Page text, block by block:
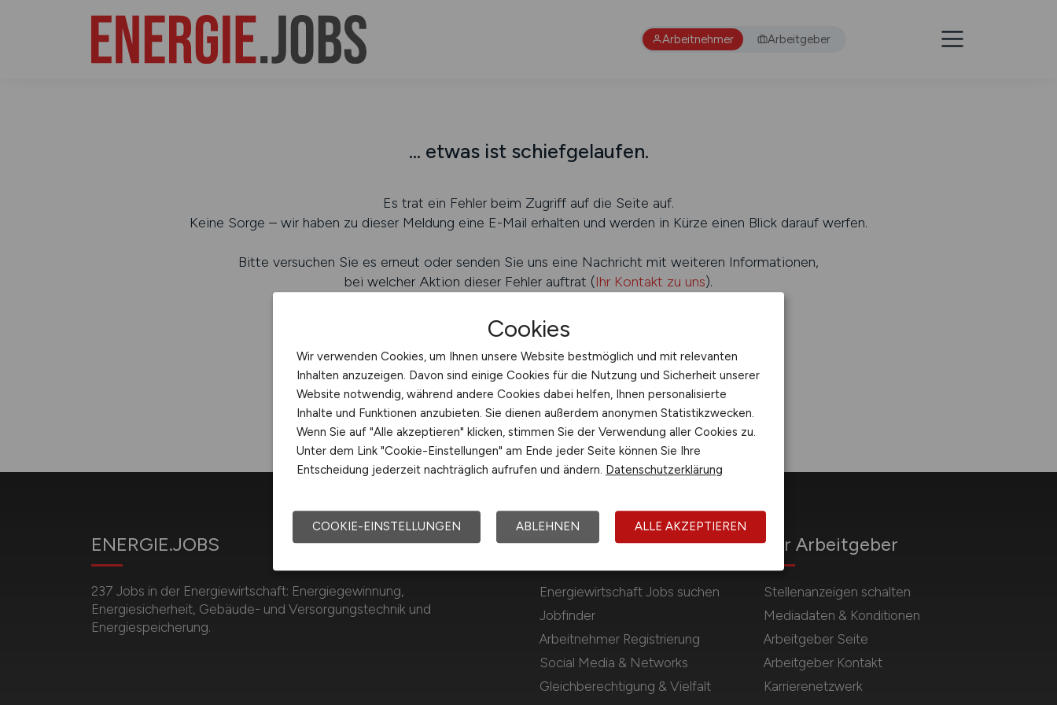
Arbeitnehmer Arbeitgeber
... etwas ist schiefgelaufen.
Es trat ein Fehler beim Zugriff auf die Seite auf.
Keine Sorge – wir haben zu dieser Meldung eine E-Mail erhalten und werden in Kürze einen Blick darauf werfen.
Bitte versuchen Sie es erneut oder senden Sie uns eine Nachricht mit weiteren Informationen,
bei welcher Aktion dieser Fehler auftrat (Ihr Kontakt zu uns).
ENERGIE.JOBS
237 Jobs in der Energiewirtschaft: Energiegewinnung,
Energiesicherheit, Gebäude- und Versorgungstechnik und
Energiespeicherung.
Für Arbeitnehmer
Energiewirtschaft Jobs suchen
Jobfinder
Arbeitnehmer Registrierung
Social Media & Networks
Gleichberechtigung & Vielfalt
Für Arbeitgeber
Stellenanzeigen schalten
Mediadaten & Konditionen
Arbeitgeber Seite
Arbeitgeber Kontakt
Karrierenetzwerk
Cookies
Wir verwenden Cookies, um Ihnen unsere Website bestmöglich und mit relevanten
Inhalten anzuzeigen. Davon sind einige Cookies für die Nutzung und Sicherheit unserer
Website notwendig, während andere Cookies dabei helfen, Ihnen personalisierte
Inhalte und Funktionen anzubieten. Sie dienen außerdem anonymen Statistikzwecken.
Wenn Sie auf "Alle akzeptieren" klicken, stimmen Sie der Verwendung aller Cookies zu.
Unter dem Link "Cookie-Einstellungen" am Ende jeder Seite können Sie Ihre
Entscheidung jederzeit nachträglich aufrufen und ändern. Datenschutzerklärung
COOKIE-EINSTELLUNGEN ABLEHNEN ALLE AKZEPTIEREN